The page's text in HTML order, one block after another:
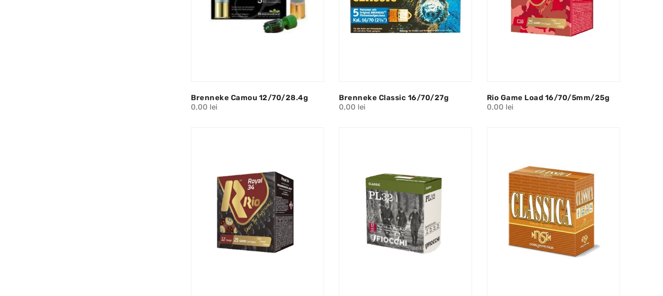
Brenneke Camou 12/70/28.4g
0,00 lei
Brenneke Classic 16/70/27g
0,00 lei
Rio Game Load 16/70/5mm/25g
0,00 lei